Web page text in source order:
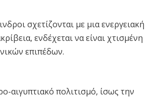
σχετίζονται με μια ενεργειακή
ενδέχεται να είναι χτισμένη
επιπέδων.
αιγυπτιακό πολιτισμό, ίσως την